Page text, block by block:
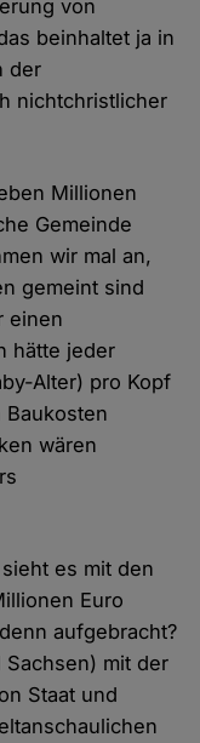
von
beinhaltet ja in
der
nichtchristlicher
Millionen
Gemeinde
wir mal an,
gemeint sind
einen
hätte jeder
Alter) pro Kopf
wären
es mit den
Euro
aufgebracht?
mit der
Staat und